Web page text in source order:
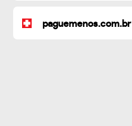
paguemenos.com.br